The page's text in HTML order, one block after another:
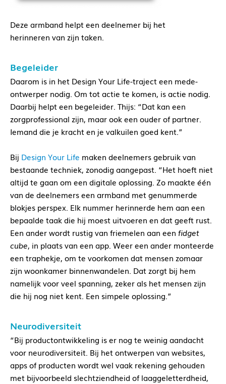
Deze armband helpt een deelnemer bij het
herinneren van zijn taken.
Begeleider
Daarom is in het Design Your Life-traject een mede-
ontwerper nodig. Om tot actie te komen, is actie nodig.
Daarbij helpt een begeleider. Thijs: “Dat kan een
zorgprofessional zijn, maar ook een ouder of partner.
Iemand die je kracht en je valkuilen goed kent.”
Bij Design Your Life maken deelnemers gebruik van
bestaande techniek, zonodig aangepast. “Het hoeft niet
altijd te gaan om een digitale oplossing. Zo maakte één
van de deelnemers een armband met genummerde
blokjes perspex. Elk nummer herinnerde hem aan een
bepaalde taak die hij moest uitvoeren en dat geeft rust.
Een ander wordt rustig van friemelen aan een fidget
cube, in plaats van een app. Weer een ander monteerde
een traphekje, om te voorkomen dat mensen zomaar
zijn woonkamer binnenwandelen. Dat zorgt bij hem
namelijk voor veel spanning, zeker als het mensen zijn
die hij nog niet kent. Een simpele oplossing.”
Neurodiversiteit
“Bij productontwikkeling is er nog te weinig aandacht
voor neurodiversiteit. Bij het ontwerpen van websites,
apps of producten wordt wel vaak rekening gehouden
met bijvoorbeeld slechtziendheid of laaggeletterdheid,